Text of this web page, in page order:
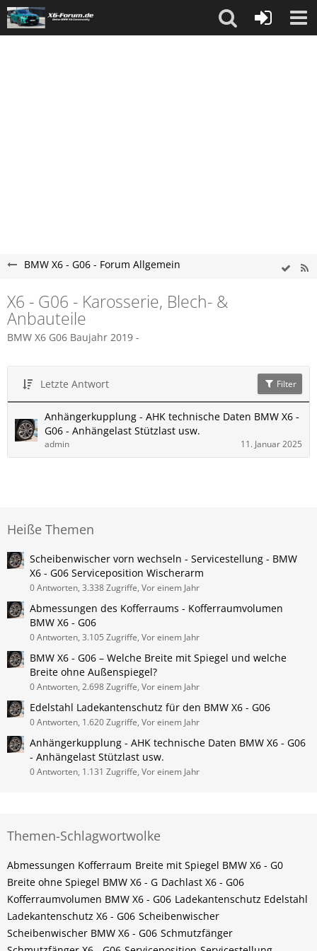
BMW X6 - G06 - Forum Allgemein
X6 - G06 - Karosserie, Blech- &
Anbauteile
BMW X6 G06 Baujahr 2019 -
Letzte Antwort Filter
Anhängerkupplung - AHK technische Daten BMW X6 -
G06 - Anhängelast Stützlast usw.
admin 11. Januar 2025
Heiße Themen
Scheibenwischer vorn wechseln - Servicestellung - BMW​
X6 - G06 Serviceposition Wischerarm
0 Antworten, 3.338 Zugriffe, Vor einem Jahr
Abmessungen des Kofferraums - Kofferraumvolumen
BMW X6 - G06
0 Antworten, 3.105 Zugriffe, Vor einem Jahr
BMW X6 - G06 – Welche Breite mit Spiegel und welche
Breite ohne Außenspiegel?
0 Antworten, 2.698 Zugriffe, Vor einem Jahr
Edelstahl Ladekantenschutz für den BMW X6 - G06
0 Antworten, 1.620 Zugriffe, Vor einem Jahr
Anhängerkupplung - AHK technische Daten BMW X6 - G06
- Anhängelast Stützlast usw.
0 Antworten, 1.131 Zugriffe, Vor einem Jahr
Themen-Schlagwortwolke
Abmessungen Kofferraum Breite mit Spiegel BMW X6 - G0
Breite ohne Spiegel BMW X6 - G Dachlast X6 - G06
Kofferraumvolumen BMW X6 - G06 Ladekantenschutz Edelstahl
Ladekantenschutz X6 - G06 Scheibenwischer
Scheibenwischer BMW​ X6 - G06 Schmutzfänger